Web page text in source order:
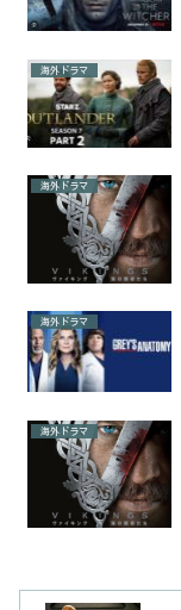
海外ドラマ
海外ドラマ
海外ドラマ
海外ドラマ